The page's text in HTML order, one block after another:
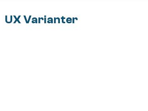
UX Varianter